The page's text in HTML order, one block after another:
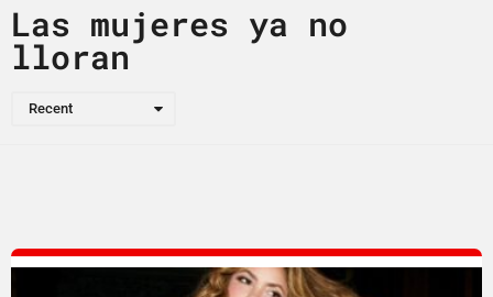
Las mujeres ya no
lloran
Recent